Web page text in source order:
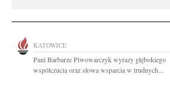
KATOWICE
Pani Barbarze Piwowarczyk wyrazy głębokiego
współczucia oraz słowa wsparcia w trudnych...